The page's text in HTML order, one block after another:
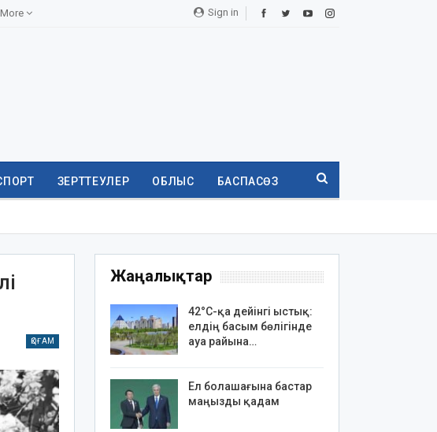
Sign in
More
ЗЕРТТЕУЛЕР ОБЛЫС БАСПАСӨЗ
ҚОҒАМ
Жаңалықтар
42°C-қа дейінгі ыстық:
елдің басым бөлігінде
ауа райына…
Ел болашағына бастар
маңызды қадам